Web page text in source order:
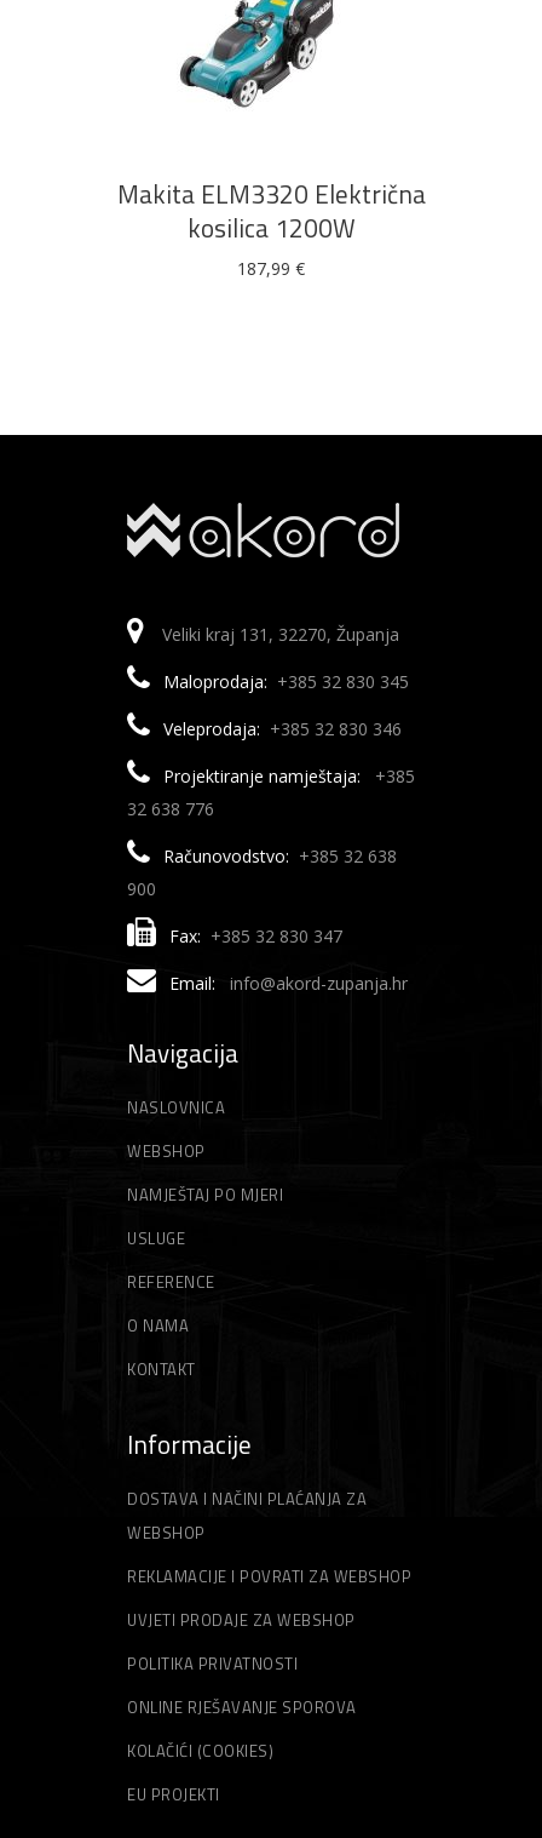
DODAJ U KOŠARICU
Makita ELM3320 Električna
kosilica 1200W
187,99 €
Veliki kraj 131, 32270, Županja
Maloprodaja: +385 32 830 345
Veleprodaja: +385 32 830 346
Projektiranje namještaja:
+385
32 638 776
Računovodstvo: +385 32 638
900
Fax: +385 32 830 347
Email: info@akord-zupanja.hr
Navigacija
NASLOVNICA
WEBSHOP
NAMJEŠTAJ PO MJERI
USLUGE
REFERENCE
O NAMA
KONTAKT
Informacije
DOSTAVA I NAČINI PLAĆANJA ZA
WEBSHOP
REKLAMACIJE I POVRATI ZA WEBSHOP
UVJETI PRODAJE ZA WEBSHOP
POLITIKA PRIVATNOSTI
ONLINE RJEŠAVANJE SPOROVA
KOLAČIĆI (COOKIES)
EU PROJEKTI